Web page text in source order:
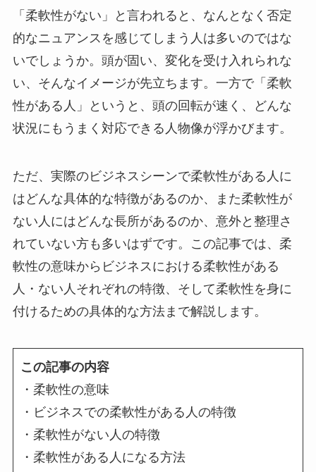
「柔軟性がない」と言われると、なんとなく否定
的なニュアンスを感じてしまう人は多いのではな
いでしょうか。頭が固い、変化を受け入れられな
い、そんなイメージが先立ちます。一方で「柔軟
性がある人」というと、頭の回転が速く、どんな
状況にもうまく対応できる人物像が浮かびます。
ただ、実際のビジネスシーンで柔軟性がある人に
はどんな具体的な特徴があるのか、また柔軟性が
ない人にはどんな長所があるのか、意外と整理さ
れていない方も多いはずです。この記事では、柔
軟性の意味からビジネスにおける柔軟性がある
人・ない人それぞれの特徴、そして柔軟性を身に
付けるための具体的な方法まで解説します。
この記事の内容
・柔軟性の意味
・ビジネスでの柔軟性がある人の特徴
・柔軟性がない人の特徴
・柔軟性がある人になる方法